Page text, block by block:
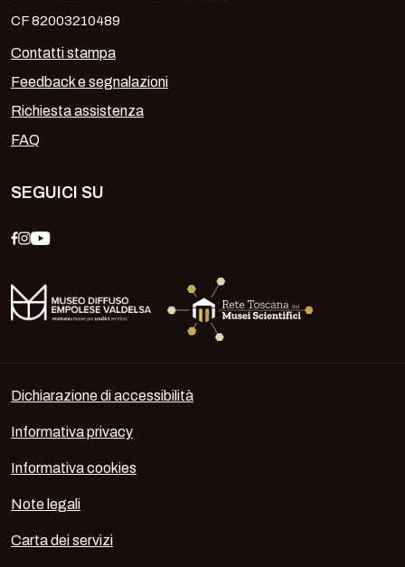
CF 82003210489
Contatti stampa
Feedback e segnalazioni
Richiesta assistenza
FAQ
SEGUICI SU
Dichiarazione di accessibilità
Informativa privacy
Informativa cookies
Note legali
Carta dei servizi